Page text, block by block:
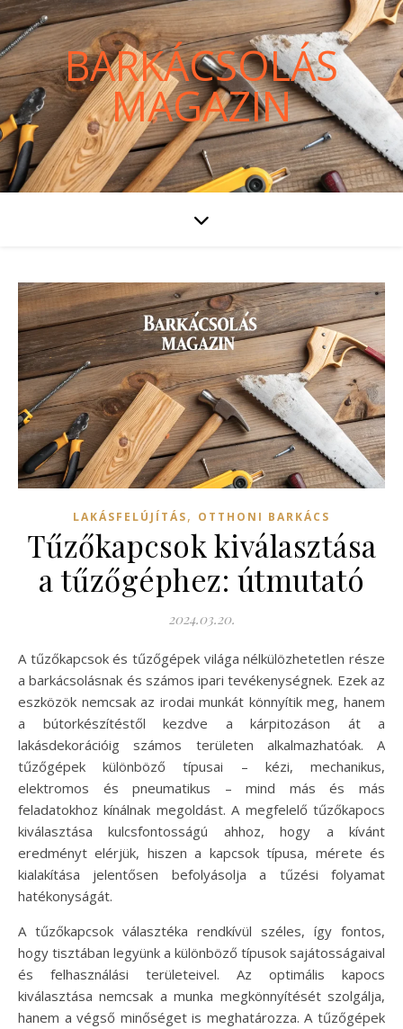
BARKÁCSOLÁS
MAGAZIN
LAKÁSFELÚJÍTÁS, OTTHONI BARKÁCS
Tűzőkapcsok kiválasztása
a tűzőgéphez: útmutató
2024.03.20.
A tűzőkapcsok és tűzőgépek világa nélkülözhetetlen része
a barkácsolásnak és számos ipari tevékenységnek. Ezek az
eszközök nemcsak az irodai munkát könnyítik meg, hanem
a bútorkészítéstől kezdve a kárpitozáson át a
lakásdekorációig számos területen alkalmazhatóak. A
tűzőgépek különböző típusai – kézi, mechanikus,
elektromos és pneumatikus – mind más és más
feladatokhoz kínálnak megoldást. A megfelelő tűzőkapocs
kiválasztása kulcsfontosságú ahhoz, hogy a kívánt
eredményt elérjük, hiszen a kapcsok típusa, mérete és
kialakítása jelentősen befolyásolja a tűzési folyamat
hatékonyságát.
A tűzőkapcsok választéka rendkívül széles, így fontos,
hogy tisztában legyünk a különböző típusok sajátosságaival
és felhasználási területeivel. Az optimális kapocs
kiválasztása nemcsak a munka megkönnyítését szolgálja,
hanem a végső minőséget is meghatározza. A tűzőgépek